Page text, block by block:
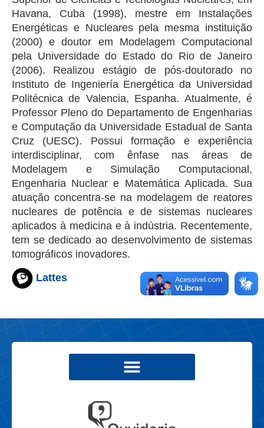
Havana, Cuba (1998), mestre em Instalações
Energéticas e Nucleares pela mesma instituição
(2000) e doutor em Modelagem Computacional
pela Universidade do Estado do Rio de Janeiro
(2006). Realizou estágio de pós-doutorado no
Instituto de Ingeniería Energética da Universidad
Politécnica de Valencia, Espanha. Atualmente, é
Professor Pleno do Departamento de Engenharias
e Computação da Universidade Estadual de Santa
Cruz (UESC). Possui formação e experiência
interdisciplinar, com ênfase nas áreas de
Modelagem e Simulação Computacional,
Engenharia Nuclear e Matemática Aplicada. Sua
atuação concentra-se na modelagem de reatores
nucleares de potência e de sistemas nucleares
aplicados à medicina e à indústria. Recentemente,
tem se dedicado ao desenvolvimento de sistemas
tomográficos inovadores.
Lattes